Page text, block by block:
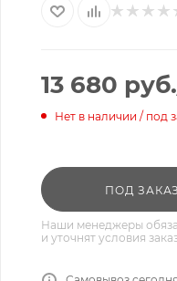
13 680 руб.
Нет в наличии / под
ПОД
Наши менеджеры
и уточнят условия